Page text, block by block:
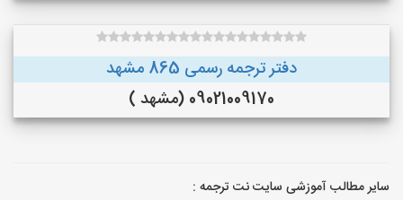
دفتر ترجمه رسمی 865 مشهد
09021009170 (مشهد )
سایر مطالب آموزشی سایت نت ترجمه :